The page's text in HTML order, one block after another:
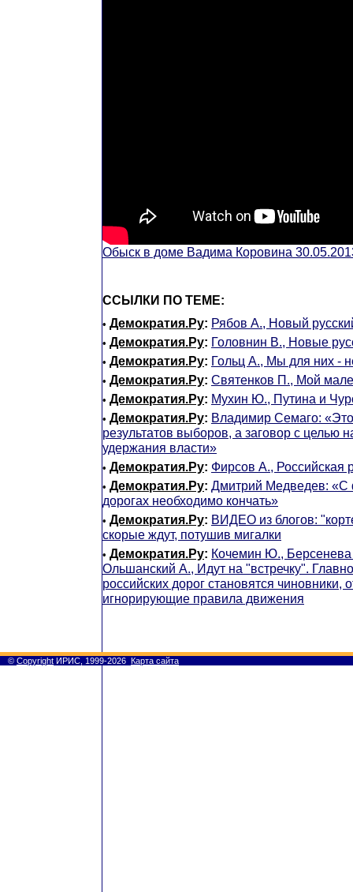
Обыск в доме Вадима Коровина
ССЫЛКИ ПО ТЕМЕ:
• Демократия.Ру: Рябов А., Новый
• Демократия.Ру: Головнин В., Новые
• Демократия.Ру: Гольц А., Мы для них -
• Демократия.Ру: Святенков П., Мой
• Демократия.Ру: Мухин Ю., Путина и
• Демократия.Ру: Владимир Семаго:
результатов выборов, а заговор с целью
удержания власти»
• Демократия.Ру: Фирсов А., Российская
• Демократия.Ру: Дмитрий Медведев: «С
дорогах необходимо кончать»
• Демократия.Ру: ВИДЕО из блогов:
скорые ждут, потушив мигалки
• Демократия.Ру: Кочемин Ю.,
Ольшанский А., Идут на "встречку".
российских дорог становятся чиновники,
игнорирующие правила движения
© Copyright ИРИС, 1999-2026 Карта сайта